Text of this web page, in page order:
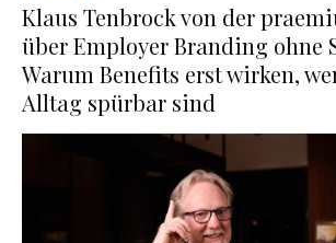
Klaus Tenbrock von der
über Employer Branding ohne
Warum Benefits erst wirken,
Alltag spürbar sind